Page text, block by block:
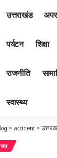
उत्तराखंड
पर्यटन शिक्षा
राजनीति
स्वास्थ्य
> accident >उत्तरकाशी में